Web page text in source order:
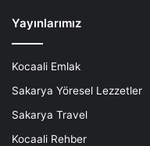
Yayınlarımız
Kocaali Emlak
Sakarya Yöresel Lezzetler
Sakarya Travel
Kocaali Rehber